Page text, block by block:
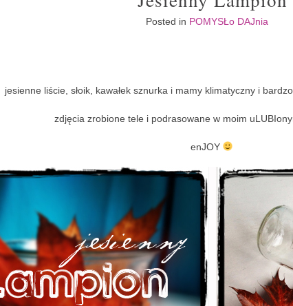
Posted in POMYSŁo DAJnia
jesienne liście, słoik, kawałek sznurka i mamy klimatyczny i
zdjęcia zrobione tele i podrasowane w moim
enJOY